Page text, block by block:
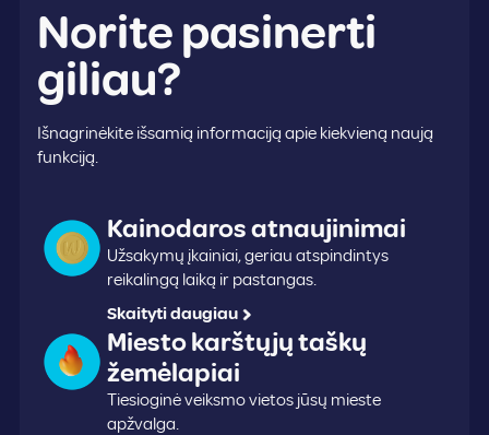
Norite pasinerti
giliau?
Išnagrinėkite išsamią informaciją apie kiekvieną naują
funkciją.
Kainodaros atnaujinimai
Užsakymų įkainiai, geriau atspindintys
reikalingą laiką ir pastangas.
Skaityti daugiau
Miesto karštųjų taškų
žemėlapiai
Tiesioginė veiksmo vietos jūsų mieste
apžvalga.